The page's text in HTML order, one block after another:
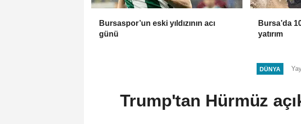
Bursaspor’un eski yıldızının acı
günü
Bursa’da
yatırım
DÜNYA
Trump'tan Hürmüz